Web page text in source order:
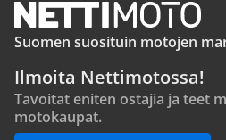
Suomen suosituin motojen
Ilmoita Nettimotossa!
Tavoitat eniten ostajia ja teet
motokaupat.